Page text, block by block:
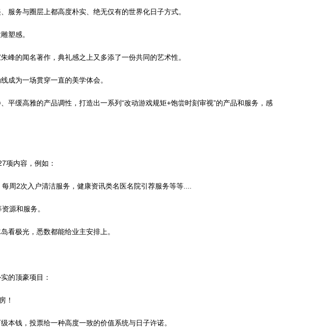
务与圈层上都高度朴实、绝无仅有的世界化日子方式。
塑感。
的闻名著作，典礼感之上又多添了一份共同的艺术性。
为一场贯穿一直的美学体会。
缓高雅的产品调性，打造出一系列“改动游戏规矩+饱尝时刻审视”的产品和服务，感
内容，例如：
2次入户清洁服务，健康资讯类名医名院引荐服务等等....
源和服务。
极光，悉数都能给业主安排上。
的顶豪项目：
！
钱，投票给一种高度一致的价值系统与日子许诺。